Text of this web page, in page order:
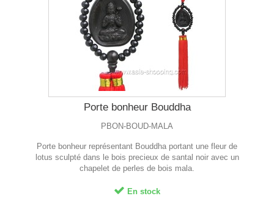
Porte bonheur Bouddha
PBON-BOUD-MALA
Porte bonheur représentant Bouddha portant une fleur de
lotus sculpté dans le bois precieux de santal noir avec un
chapelet de perles de bois mala.
En stock